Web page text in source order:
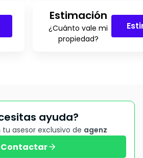
Estimación
¿Cuánto vale mi
propiedad?
ayuda?
asesor exclusivo de agenz
Contactar